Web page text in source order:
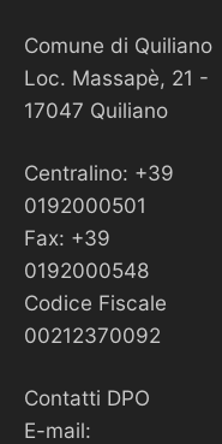
Comune di Quiliano
Loc. Massapè, 21 -
17047 Quiliano
Centralino: +39
0192000501
Fax: +39
0192000548
Codice Fiscale
00212370092
Contatti DPO
E-mail: